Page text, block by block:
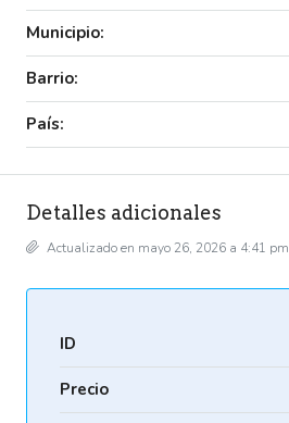
Municipio:
Barrio:
País:
Detalles adicionales
Actualizado en mayo 26, 2026 a 4:41 pm
ID
Precio